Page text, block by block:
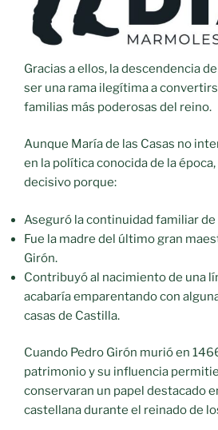
Gracias a ellos, la descendencia
ser una rama ilegítima a
familias más poderosas del reino.
Aunque María de las Casas no
en la política conocida de la
decisivo porque:
Aseguró la continuidad familiar de
Fue la madre del último gran
Girón.
Contribuyó al nacimiento de una
acabaría emparentando con
casas de Castilla.
Cuando Pedro Girón murió en
patrimonio y su influencia
conservaran un papel destacado
castellana durante el reinado de